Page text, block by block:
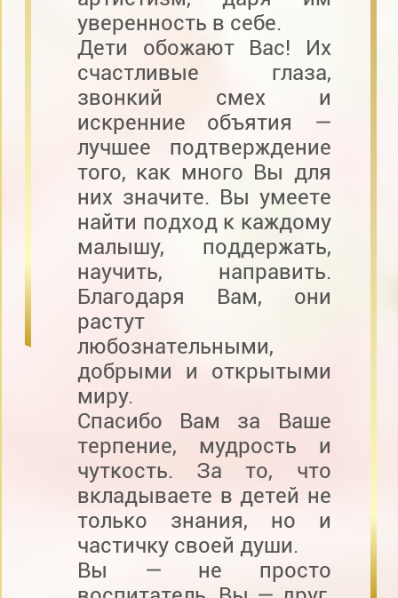
уверенность в себе.
Дети обожают Вас! Их
счастливые глаза,
звонкий смех и
искренние объятия —
лучшее подтверждение
того, как много Вы для
них значите. Вы умеете
найти подход к каждому
малышу, поддержать,
научить, направить.
Благодаря Вам, они
растут
любознательными,
добрыми и открытыми
миру.
Спасибо Вам за Ваше
терпение, мудрость и
чуткость. За то, что
вкладываете в детей не
только знания, но и
частичку своей души.
Вы — не просто